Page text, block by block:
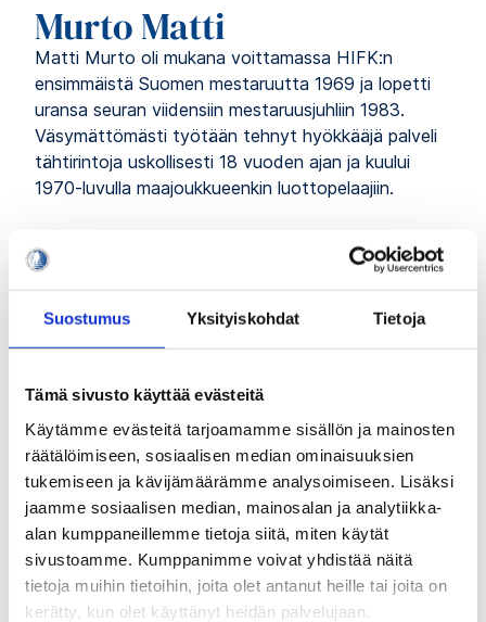
Suostumus Yksityiskohdat Tietoja
Tämä sivusto käyttää evästeitä
Käytämme evästeitä tarjoamamme sisällön ja mainosten
räätälöimiseen, sosiaalisen median ominaisuuksien
tukemiseen ja kävijämäärämme analysoimiseen. Lisäksi
jaamme sosiaalisen median, mainosalan ja analytiikka-
alan kumppaneillemme tietoja siitä, miten käytät
sivustoamme. Kumppanimme voivat yhdistää näitä
tietoja muihin tietoihin, joita olet antanut heille tai joita on
kerätty, kun olet käyttänyt heidän palvelujaan.
Murto Matti
Matti Murto oli mukana voittamassa HIFK:n
ensimmäistä Suomen mestaruutta 1969 ja lopetti
uransa seuran viidensiin mestaruusjuhliin 1983.
Väsymättömästi työtään tehnyt hyökkääjä palveli
tähtirintoja uskollisesti 18 vuoden ajan ja kuului
1970-luvulla maajoukkueenkin luottopelaajiin.
kiekkokoulussa 1950-luvun loppuvuosina.
Ensiesiintymisensä HIFK:n edustusjoukkueessa hän
teki kevään 1965 viimeisessä pelissä, ja pelipaikka
vakiintui heti seuraavalla kaudella. Murto pelasi
poikkeuksena piipahdus Itävallan liigan Feldkirchissä
kaudella 1974/75. Suomen mestaruutta Murto
pääsi juhlimaan viisi kertaa (1969, 1970, 1974, 1980
ja 1983).
Arvokisadebyyttinsä Leijonissa Murto teki
Tukholman MM-kisoissa 1970. Maajoukkueessa
hänelle sälytettiin useimmiten jarruketjun raatajan
rooli. Hänen tähtihetkensä koitti vuoden 1971